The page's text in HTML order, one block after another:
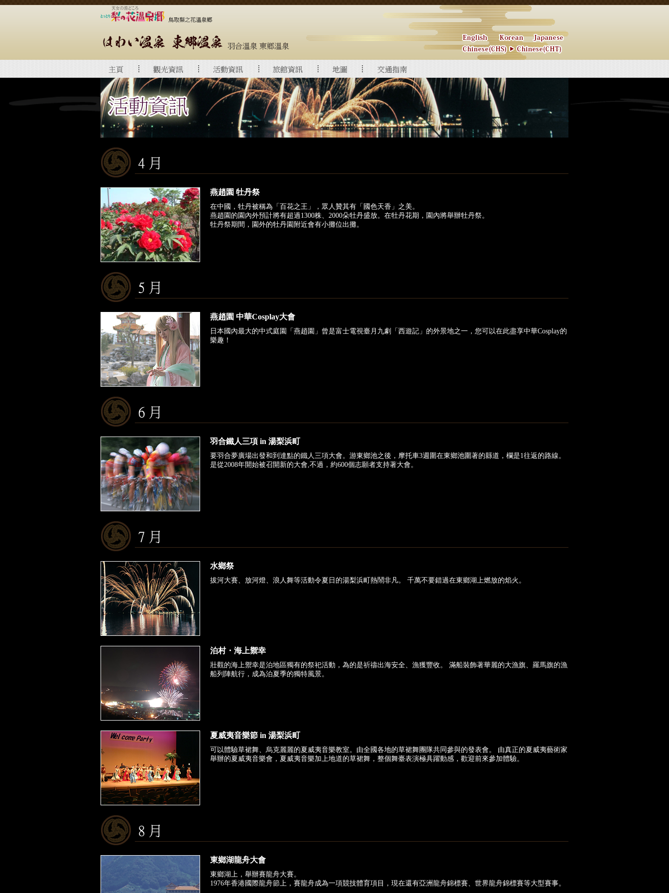
燕趙園 牡丹祭
在中國，牡丹被稱為「百花之王」，眾人贊其有「國色天香」之美。
燕趙園的園內外預計將有超過1300株、2000朵牡丹盛放。在牡丹花期，園內將舉辦牡丹祭。
牡丹祭期間，園外的牡丹園附近會有小攤位出攤。
燕趙園 中華Cosplay大會
日本國內最大的中式庭園「燕趙園」曾是富士電視臺月九劇「西遊記」的外景地之一，您可以在此盡享中華Cosplay的
樂趣！
羽合鐵人三項 in 湯梨浜町
要羽合夢廣場出發和到達點的鐵人三項大會。游東鄉池之後，摩托車3週圍在東鄉池圍著的縣道，欄是1往返的路線。
是從2008年開始被召開新的大會,不過，約600個志願者支持著大會。
水鄉祭
拔河大賽、放河燈、浪人舞等活動令夏日的湯梨浜町熱鬧非凡。 千萬不要錯過在東鄉湖上燃放的焰火。
泊村・海上禦幸
壯觀的海上禦幸是泊地區獨有的祭祀活動，為的是祈禱出海安全、漁獲豐收。 滿船裝飾著華麗的大漁旗、羅馬旗的漁
船列陣航行，成為泊夏季的獨特風景。
夏威夷音樂節 in 湯梨浜町
可以體驗草裙舞、烏克麗麗的夏威夷音樂教室。由全國各地的草裙舞團隊共同參與的發表會。 由真正的夏威夷藝術家
舉辦的夏威夷音樂會，夏威夷音樂加上地道的草裙舞，整個舞臺表演極具躍動感，歡迎前來參加體驗。
東鄉湖龍舟大會
東鄉湖上，舉辦賽龍舟大賽。
1976年香港國際龍舟節上，賽龍舟成為一項競技體育項目，現在還有亞洲龍舟錦標賽、世界龍舟錦標賽等大型賽事。